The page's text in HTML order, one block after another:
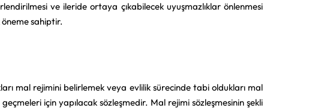
ve ileride ortaya çıkabilecek uyuşmazlıklar önlenmesi
öneme sahiptir.
mal rejimini belirlemek veya evlilik sürecinde tabi oldukları mal
için yapılacak sözleşmedir. Mal rejimi sözleşmesinin şekli